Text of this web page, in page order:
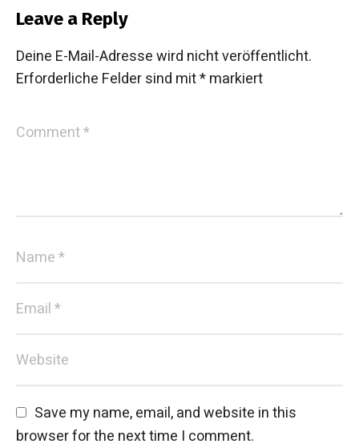
Leave a Reply
Deine E-Mail-Adresse wird nicht veröffentlicht.
Erforderliche Felder sind mit*markiert
Save my name, email, and website in this
browser for the next time I comment.